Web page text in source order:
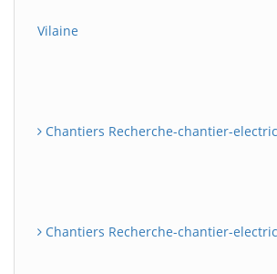
Vilaine
Chantiers Recherche-chantier-
Chantiers Recherche-chantier-